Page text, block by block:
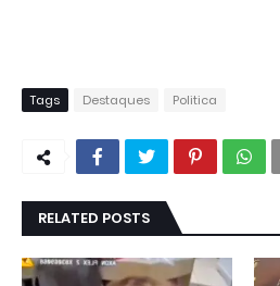
Tags Destaques Politica
RELATED POSTS